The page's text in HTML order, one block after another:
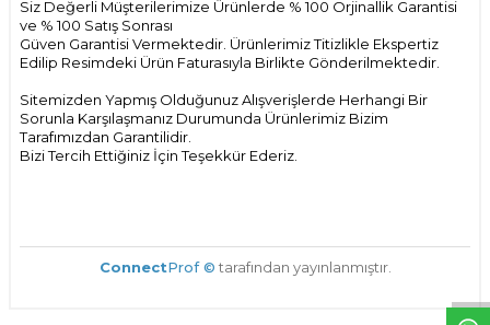
W
h
t
s
p
p
D
e
s
e
H
a
t
t
Siz Değerli Müşterilerimize Ürünlerde % 100 Orjinallik Garantisi
ve % 100 Satış Sonrası
Güven Garantisi Vermektedir. Ürünlerimiz Titizlikle Ekspertiz
Edilip Resimdeki Ürün Faturasıyla Birlikte Gönderilmektedir.
Sitemizden Yapmış Olduğunuz Alışverişlerde Herhangi Bir
Sorunla Karşılaşmanız Durumunda Ürünlerimiz Bizim
Tarafımızdan Garantilidir.
Bizi Tercih Ettiğiniz İçin Teşekkür Ederiz.
ConnectProf © tarafından yayınlanmıştır.